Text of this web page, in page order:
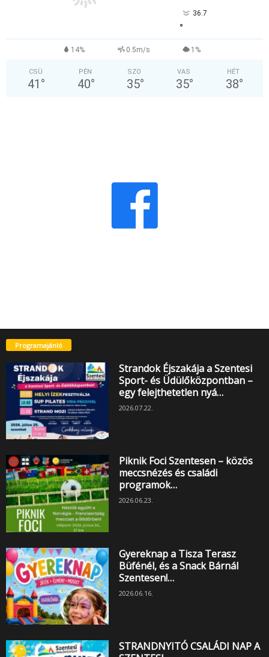
36.7
°
14% 0.5m/s 1%
CSÜ
41 °
PÉN
40°
SZO
35°
VAS
35°
HÉT
38°
Programajánló
Strandok Éjszakája a Szentesi
Sport- és Üdülőközpontban –
egy felejthetetlen nyá…
2026.07.22.
Piknik Foci Szentesen – közös
meccsnézés és családi
programok…
2026.06.23.
Gyereknap a Tisza Terasz
Büfénél, és a Snack Bárnál
Szentesen!…
2026.06.16.
STRANDNYITÓ CSALÁDI NAP A